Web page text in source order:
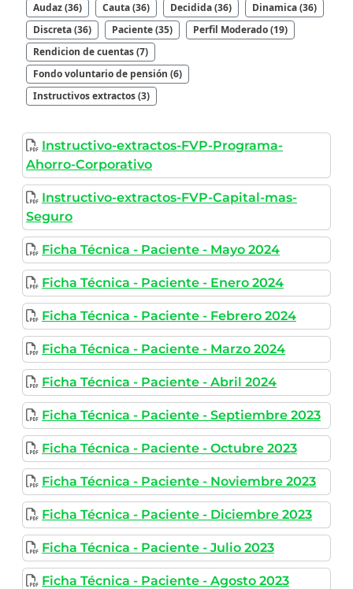
Audaz (36) Cauta (36) Decidida (36)
Dinamica (36)
Discreta (36)
Paciente (35)
Perfil Moderado (19)
Rendicion de cuentas (7)
Fondo voluntario de pensión (6)
Instructivos extractos (3)
Instructivo-extractos-FVP-Programa-
Ahorro-Corporativo
Instructivo-extractos-FVP-Capital-mas-
Seguro
Ficha Técnica - Paciente - Mayo 2024
Ficha Técnica - Paciente - Enero 2024
Ficha Técnica - Paciente - Febrero 2024
Ficha Técnica - Paciente - Marzo 2024
Ficha Técnica - Paciente - Abril 2024
Ficha Técnica - Paciente - Septiembre 2023
Ficha Técnica - Paciente - Octubre 2023
Ficha Técnica - Paciente - Noviembre 2023
Ficha Técnica - Paciente - Diciembre 2023
Ficha Técnica - Paciente - Julio 2023
Ficha Técnica - Paciente - Agosto 2023